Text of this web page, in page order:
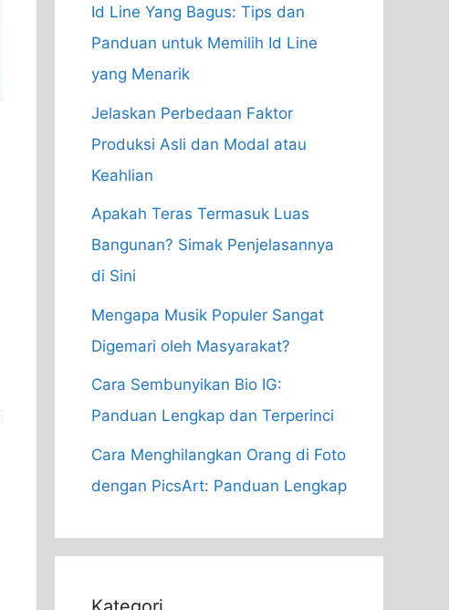
Id Line Yang Bagus: Tips dan
Panduan untuk Memilih Id Line
yang Menarik
Jelaskan Perbedaan Faktor
Produksi Asli dan Modal atau
Keahlian
Apakah Teras Termasuk Luas
Bangunan? Simak Penjelasannya
di Sini
Mengapa Musik Populer Sangat
Digemari oleh Masyarakat?
Cara Sembunyikan Bio IG:
Panduan Lengkap dan Terperinci
Cara Menghilangkan Orang di Foto
dengan PicsArt: Panduan Lengkap